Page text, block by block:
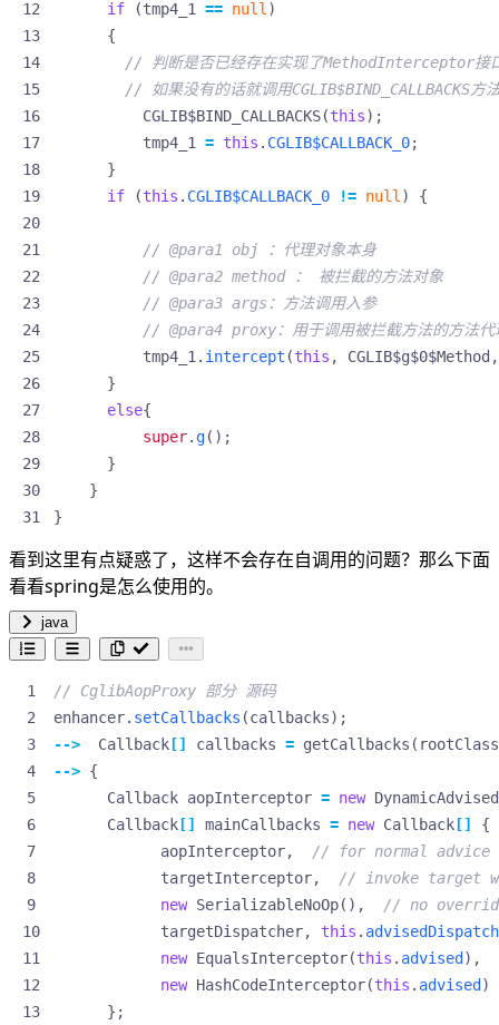
if (tmp4_1 == null )
{
// 判断是否已经存在实现了MethodInterceptor接
// 如果没有的话就调用CGLIB$BIND_CALLBACKS方
CGLIB$BIND_CALLBACKS(this);
tmp4_1
= this . CGLIB$CALLBACK_0;
}
if
(this . CGLIB$CALLBACK_0 != null ) {
// @para1 obj ：代理对象本身
// @para2 method ： 被拦截的方法对象
// @para3 args：方法调用入参
// @para4 proxy：用于调用被拦截方法的方法代
tmp4_1 . intercept (this , CGLIB$g$0$Method ,
}
else{
super. g();
}
}
}
看到这里有点疑惑了，这样不会存在自调用的问题？那么下面
看看spring是怎么使用的。
java
// CglibAopProxy 部分 源码
enhancer. setCallbacks (callbacks);
-->
Callback [] callbacks = getCallbacks ( rootClass
--> {
Callback aopInterceptor = new
Callback [] mainCallbacks = new Callback []
{
aopInterceptor,
// for normal advice
targetInterceptor,
// invoke target
new SerializableNoOp(),
// no
targetDispatcher, this .
new EqualsInterceptor(this . advised ),
new HashCodeInterceptor(this . advised )
};